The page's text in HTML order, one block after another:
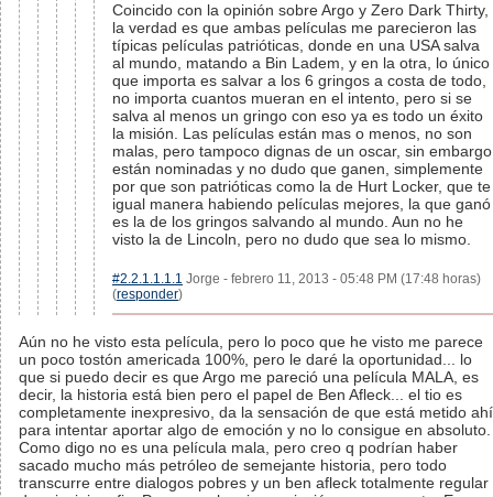
Coincido con la opinión sobre Argo y Zero Dark Thirty,
la verdad es que ambas películas me parecieron las
típicas películas patrióticas, donde en una USA salva
al mundo, matando a Bin Ladem, y en la otra, lo único
que importa es salvar a los 6 gringos a costa de todo,
no importa cuantos mueran en el intento, pero si se
salva al menos un gringo con eso ya es todo un éxito
la misión. Las películas están mas o menos, no son
malas, pero tampoco dignas de un oscar, sin embargo
están nominadas y no dudo que ganen, simplemente
por que son patrióticas como la de Hurt Locker, que te
igual manera habiendo películas mejores, la que ganó
es la de los gringos salvando al mundo. Aun no he
visto la de Lincoln, pero no dudo que sea lo mismo.
#2.2.1.1.1.1 Jorge - febrero 11, 2013 - 05:48 PM (17:48 horas)
(responder)
Aún no he visto esta película, pero lo poco que he visto me parece
un poco tostón americada 100%, pero le daré la oportunidad... lo
que si puedo decir es que Argo me pareció una película MALA, es
decir, la historia está bien pero el papel de Ben Afleck... el tio es
completamente inexpresivo, da la sensación de que está metido ahí
para intentar aportar algo de emoción y no lo consigue en absoluto.
Como digo no es una película mala, pero creo q podrían haber
sacado mucho más petróleo de semejante historia, pero todo
transcurre entre dialogos pobres y un ben afleck totalmente regular